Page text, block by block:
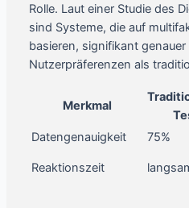
Rolle. Laut einer Studie des
sind Systeme, die auf
basieren, signifikant
Nutzerpräferenzen als
Merkmal
Datengenauigkeit 75%
Reaktionszeit